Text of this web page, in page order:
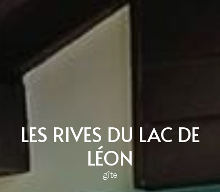
LES RIVES DU LAC DE
LÉON
gîte